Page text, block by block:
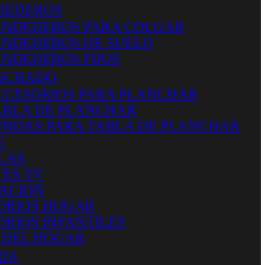
PARA COLGAR
DE SUELO
FIJOS
PARA PLANCHAR
DE PLANCHAR
PARA TABLA DE PLANCHAR
TV
HOGAR
INFANTILES
HOGAR